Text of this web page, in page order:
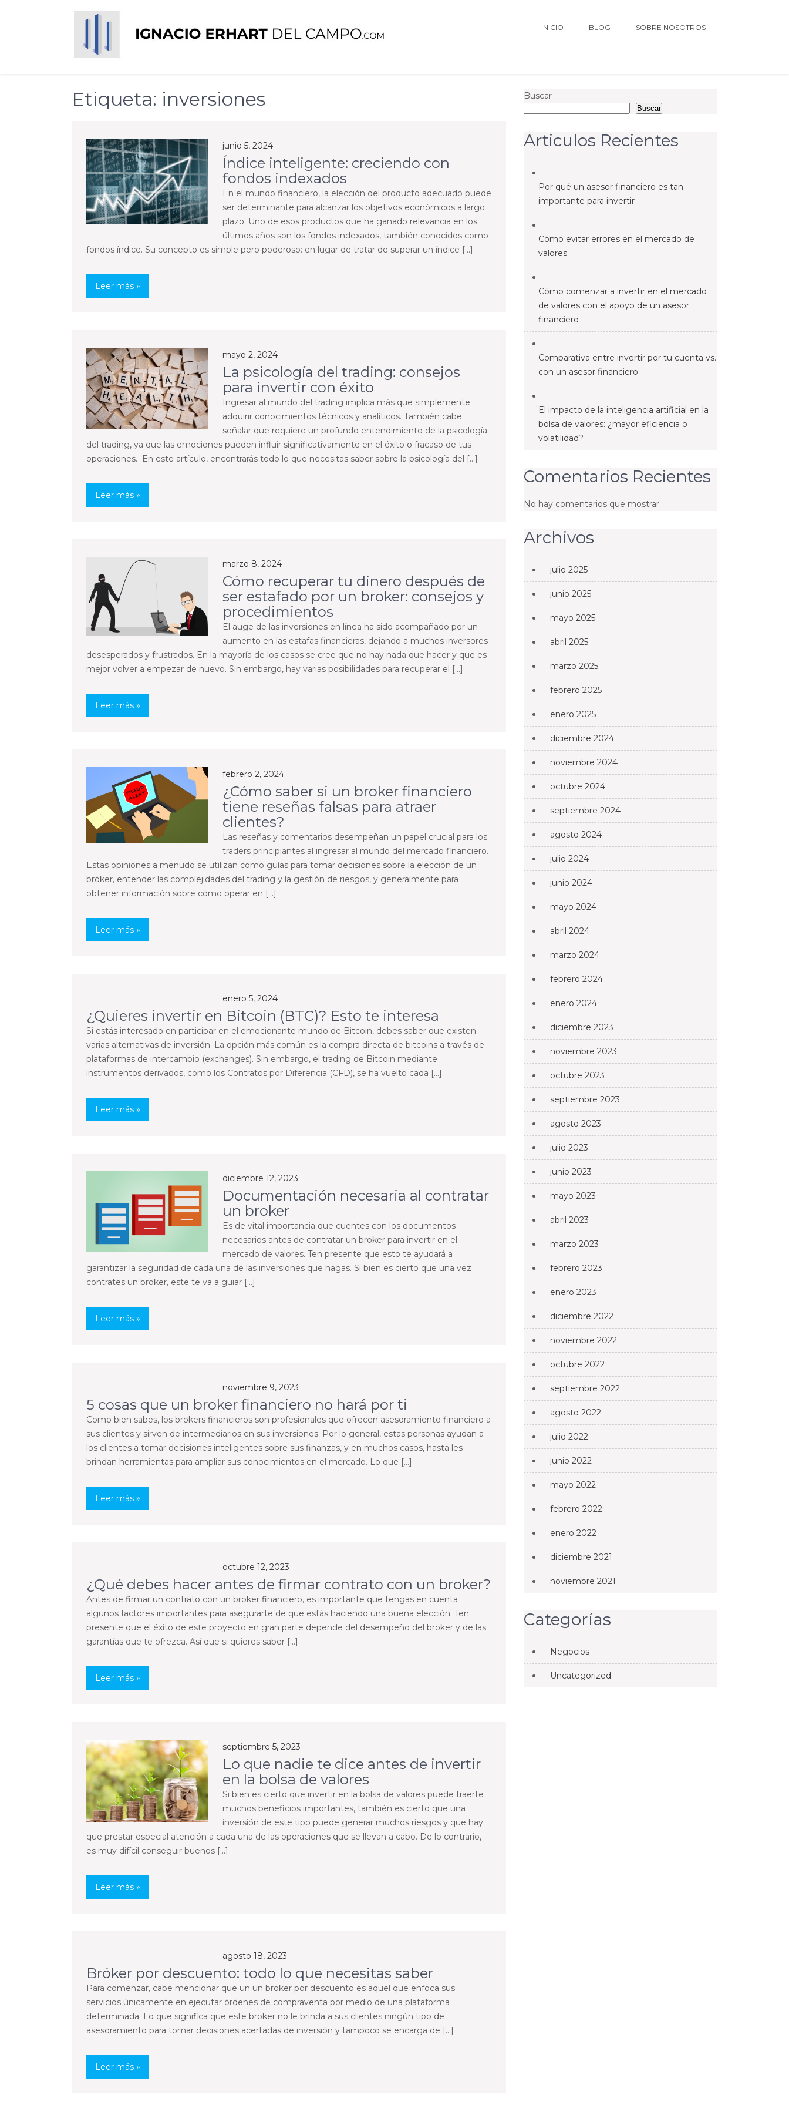
INICIO BLOG SOBRE NOSOTROS
Etiqueta: inversiones
junio 5, 2024
Índice inteligente: creciendo con
fondos indexados
En el mundo financiero, la elección del producto adecuado puede
ser determinante para alcanzar los objetivos económicos a largo
plazo. Uno de esos productos que ha ganado relevancia en los
últimos años son los fondos indexados, también conocidos como
fondos índice. Su concepto es simple pero poderoso: en lugar de tratar de superar un índice […]
Leer más »
mayo 2, 2024
La psicología del trading: consejos
para invertir con éxito
Ingresar al mundo del trading implica más que simplemente
adquirir conocimientos técnicos y analíticos. También cabe
señalar que requiere un profundo entendimiento de la psicología
del trading, ya que las emociones pueden influir significativamente en el éxito o fracaso de tus
operaciones. En este artículo, encontrarás todo lo que necesitas saber sobre la psicología del […]
Leer más »
marzo 8, 2024
Cómo recuperar tu dinero después de
ser estafado por un broker: consejos y
procedimientos
El auge de las inversiones en línea ha sido acompañado por un
aumento en las estafas financieras, dejando a muchos inversores
desesperados y frustrados. En la mayoría de los casos se cree que no hay nada que hacer y que es
mejor volver a empezar de nuevo. Sin embargo, hay varias posibilidades para recuperar el […]
Leer más »
febrero 2, 2024
¿Cómo saber si un broker financiero
tiene reseñas falsas para atraer
clientes?
Las reseñas y comentarios desempeñan un papel crucial para los
traders principiantes al ingresar al mundo del mercado financiero.
Estas opiniones a menudo se utilizan como guías para tomar decisiones sobre la elección de un
bróker, entender las complejidades del trading y la gestión de riesgos, y generalmente para
obtener información sobre cómo operar en […]
Leer más »
enero 5, 2024
¿Quieres invertir en Bitcoin (BTC)? Esto te interesa
Si estás interesado en participar en el emocionante mundo de Bitcoin, debes saber que existen
varias alternativas de inversión. La opción más común es la compra directa de bitcoins a través de
plataformas de intercambio (exchanges). Sin embargo, el trading de Bitcoin mediante
instrumentos derivados, como los Contratos por Diferencia (CFD), se ha vuelto cada […]
Leer más »
diciembre 12, 2023
Documentación necesaria al contratar
un broker
Es de vital importancia que cuentes con los documentos
necesarios antes de contratar un broker para invertir en el
mercado de valores. Ten presente que esto te ayudará a
garantizar la seguridad de cada una de las inversiones que hagas. Si bien es cierto que una vez
contrates un broker, este te va a guiar […]
Leer más »
noviembre 9, 2023
5 cosas que un broker financiero no hará por ti
Como bien sabes, los brokers financieros son profesionales que ofrecen asesoramiento financiero a
sus clientes y sirven de intermediarios en sus inversiones. Por lo general, estas personas ayudan a
los clientes a tomar decisiones inteligentes sobre sus finanzas, y en muchos casos, hasta les
brindan herramientas para ampliar sus conocimientos en el mercado. Lo que […]
Leer más »
octubre 12, 2023
¿Qué debes hacer antes de firmar contrato con un broker?
Antes de firmar un contrato con un broker financiero, es importante que tengas en cuenta
algunos factores importantes para asegurarte de que estás haciendo una buena elección. Ten
presente que el éxito de este proyecto en gran parte depende del desempeño del broker y de las
garantías que te ofrezca. Así que si quieres saber […]
Leer más »
septiembre 5, 2023
Lo que nadie te dice antes de invertir
en la bolsa de valores
Si bien es cierto que invertir en la bolsa de valores puede traerte
muchos beneficios importantes, también es cierto que una
inversión de este tipo puede generar muchos riesgos y que hay
que prestar especial atención a cada una de las operaciones que se llevan a cabo. De lo contrario,
es muy difícil conseguir buenos […]
Leer más »
agosto 18, 2023
Bróker por descuento: todo lo que necesitas saber
Para comenzar, cabe mencionar que un un broker por descuento es aquel que enfoca sus
servicios únicamente en ejecutar órdenes de compraventa por medio de una plataforma
determinada. Lo que significa que este broker no le brinda a sus clientes ningún tipo de
asesoramiento para tomar decisiones acertadas de inversión y tampoco se encarga de […]
Leer más »
Buscar
Buscar
Articulos Recientes
Por qué un asesor financiero es tan
importante para invertir
Cómo evitar errores en el mercado de
valores
Cómo comenzar a invertir en el mercado
de valores con el apoyo de un asesor
financiero
Comparativa entre invertir por tu cuenta vs.
con un asesor financiero
El impacto de la inteligencia artificial en la
bolsa de valores: ¿mayor eficiencia o
volatilidad?
Comentarios Recientes
No hay comentarios que mostrar.
Archivos
julio 2025
junio 2025
mayo 2025
abril 2025
marzo 2025
febrero 2025
enero 2025
diciembre 2024
noviembre 2024
octubre 2024
septiembre 2024
agosto 2024
julio 2024
junio 2024
mayo 2024
abril 2024
marzo 2024
febrero 2024
enero 2024
diciembre 2023
noviembre 2023
octubre 2023
septiembre 2023
agosto 2023
julio 2023
junio 2023
mayo 2023
abril 2023
marzo 2023
febrero 2023
enero 2023
diciembre 2022
noviembre 2022
octubre 2022
septiembre 2022
agosto 2022
julio 2022
junio 2022
mayo 2022
febrero 2022
enero 2022
diciembre 2021
noviembre 2021
Categorías
Negocios
Uncategorized